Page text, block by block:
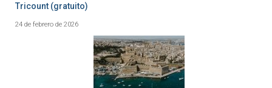
Tricount (gratuito)
24 de febrero de 2026